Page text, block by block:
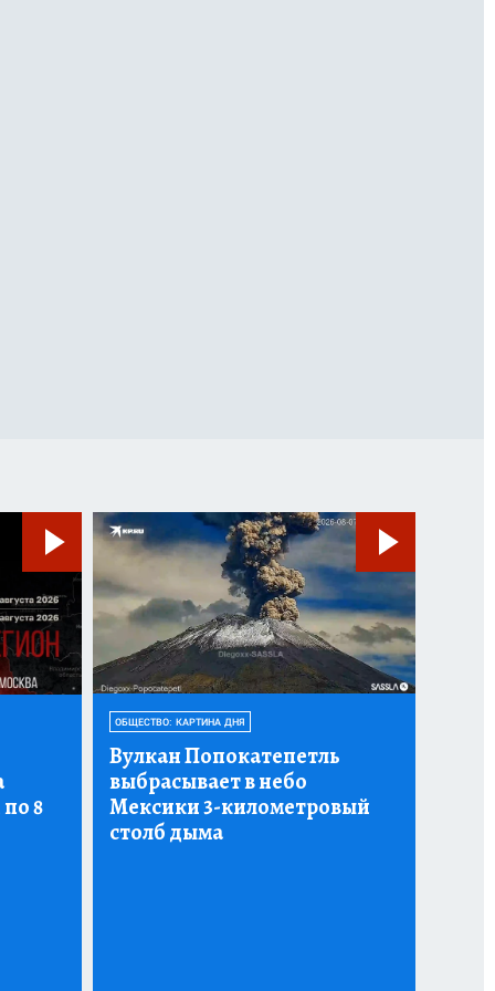
8
ОБЩЕСТВО: КАРТИНА ДНЯ
Вулкан Попокатепетль
выбрасывает в небо
Мексики 3-километровый
столб дыма